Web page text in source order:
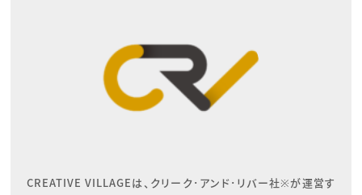
CREATIVE VILLAGEは、クリーク･アンド･リバー社※が運営す